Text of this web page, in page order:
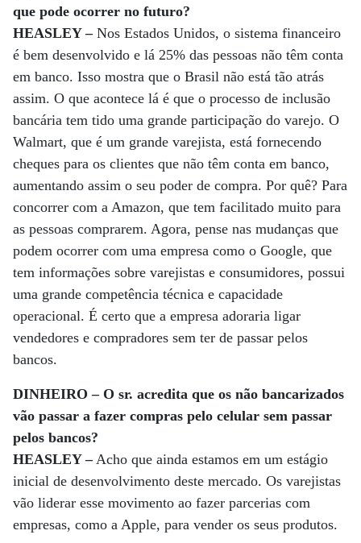
que pode ocorrer no futuro?
HEASLEY – Nos Estados Unidos, o sistema financeiro
é bem desenvolvido e lá 25% das pessoas não têm conta
em banco. Isso mostra que o Brasil não está tão atrás
assim. O que acontece lá é que o processo de inclusão
bancária tem tido uma grande participação do varejo. O
Walmart, que é um grande varejista, está fornecendo
cheques para os clientes que não têm conta em banco,
aumentando assim o seu poder de compra. Por quê? Para
concorrer com a Amazon, que tem facilitado muito para
as pessoas comprarem. Agora, pense nas mudanças que
podem ocorrer com uma empresa como o Google, que
tem informações sobre varejistas e consumidores, possui
uma grande competência técnica e capacidade
operacional. É certo que a empresa adoraria ligar
vendedores e compradores sem ter de passar pelos
bancos.
DINHEIRO – O sr. acredita que os não bancarizados
vão passar a fazer compras pelo celular sem passar
pelos bancos?
HEASLEY –Acho que ainda estamos em um estágio
inicial de desenvolvimento deste mercado. Os varejistas
vão liderar esse movimento ao fazer parcerias com
empresas, como a Apple, para vender os seus produtos.